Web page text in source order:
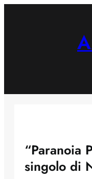
“Paranoia
singolo di